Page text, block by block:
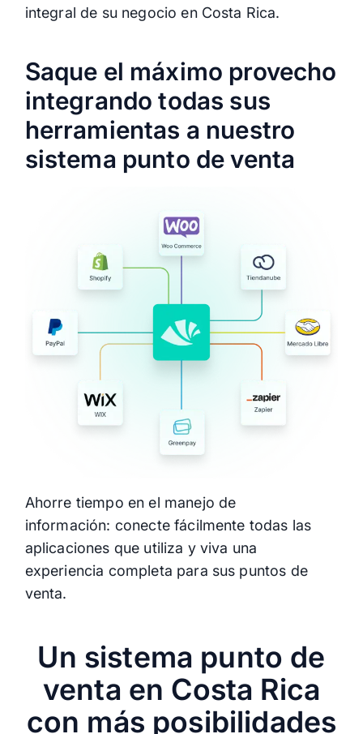
integral de su negocio en Costa Rica.
Saque el máximo provecho
integrando todas sus
herramientas a nuestro
sistema punto de venta
Ahorre tiempo en el manejo de
información: conecte fácilmente todas las
aplicaciones que utiliza y viva una
experiencia completa para sus puntos de
venta.
Un sistema punto de
venta en Costa Rica
con más posibilidades